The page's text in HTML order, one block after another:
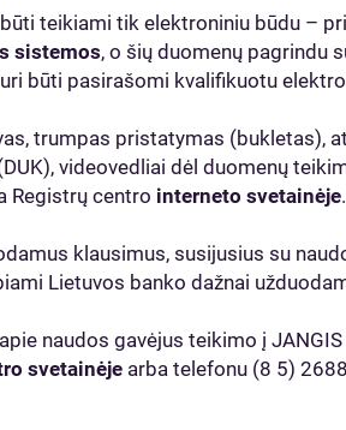
teikiami tik elektroniniu būdu –
sistemos, o šių duomenų pagrindu
būti pasirašomi kvalifikuotu
trumpas pristatymas (bukletas),
videovedliai dėl duomenų
Registrų centro interneto svetainėje.
klausimus, susijusius su
Lietuvos banko dažnai
naudos gavėjus teikimo į
svetainėje arba telefonu (8 5)